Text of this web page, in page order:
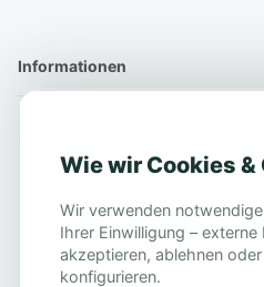
Wie wir Cookies &
Wir verwenden
Ihrer Einwilligung – externe
akzeptieren, ablehnen
konfigurieren.
Informationen
Impressum
Widerrufsrecht